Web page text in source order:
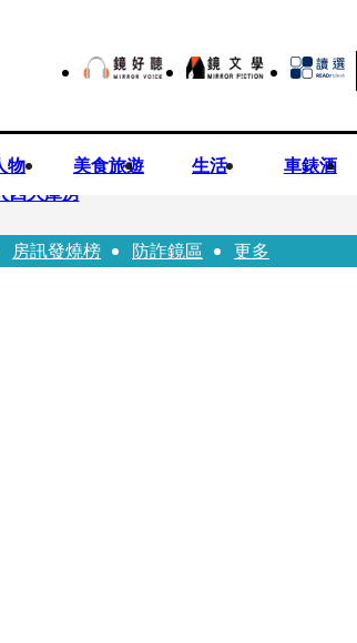
物 美食旅遊 生活 車錶酒
四大庫房
：改凍結處理受質疑項目
房訊發燒榜 防詐鏡區 更多